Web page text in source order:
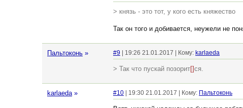
> князь - это тот, у кого есть княжество
Так он того и добивается, неужели не
Пальтоконь » #9 | 19:26 21.01.2017 | Кому: karlaeda
> Так что пускай позорит[]ся.
karlaeda » #10 | 19:30 21.01.2017 | Кому: Пальтоконь